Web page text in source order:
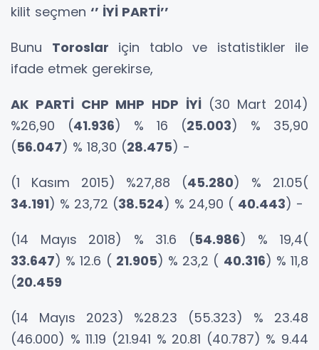
kilit seçmen ‘’ İYİ PARTİ’’
Bunu Toroslar için tablo ve istatistikler ile
ifade etmek gerekirse,
AK PARTİ CHP MHP HDP İYİ (30 Mart 2014)
%26,90 (41.936) % 16 (25.003) % 35,90
(56.047) % 18,30 (28.475) -
(1 Kasım 2015) %27,88 (45.280) % 21.05(
34.191) % 23,72 (38.524) % 24,90 ( 40.443) -
(14 Mayıs 2018) % 31.6 (54.986) % 19,4(
33.647) % 12.6 ( 21.905) % 23,2 ( 40.316) % 11,8
(20.459
(14 Mayıs 2023) %28.23 (55.323) % 23.48
(46.000) % 11.19 (21.941 % 20.81 (40.787) % 9.44